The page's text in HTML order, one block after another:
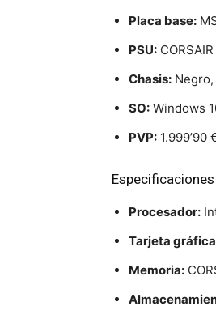
Placa base:
PSU:
Chasis:
SO: Windows
PVP: 1.999’90
Especificaciones
Procesador:
Tarjeta
Memoria: